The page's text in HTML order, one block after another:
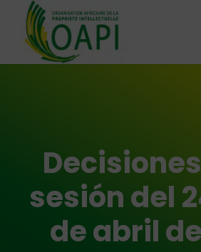
sesión del
de abril